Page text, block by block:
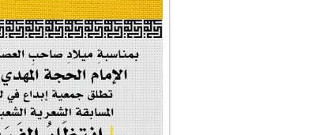
#إيران_حرم_فاطمة ...
| #فخر_المخدرات |
#صحيفة_المؤمن